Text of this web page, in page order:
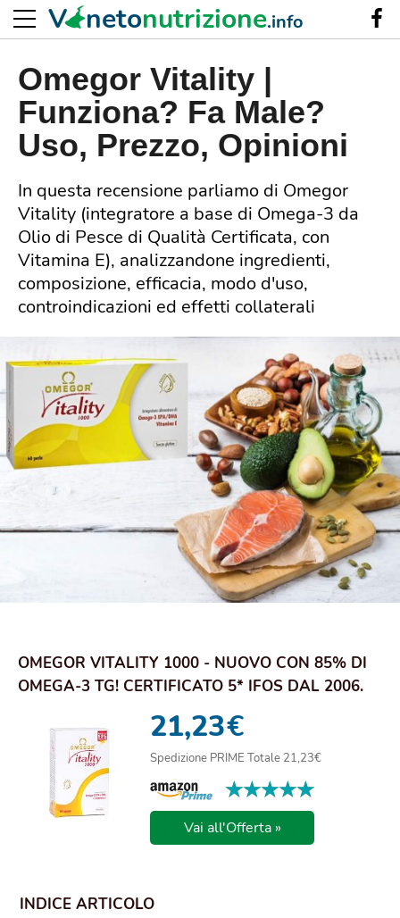
Omegor Vitality |
Funziona? Fa Male?
Uso, Prezzo, Opinioni
In questa recensione parliamo di Omegor
Vitality (integratore a base di Omega-3 da
Olio di Pesce di Qualità Certificata, con
Vitamina E), analizzandone ingredienti,
composizione, efficacia, modo d'uso,
controindicazioni ed effetti collaterali
OMEGOR VITALITY 1000 - NUOVO CON 85% DI
OMEGA-3 TG! CERTIFICATO 5* IFOS DAL 2006.
21,23€
Spedizione PRIME Totale 21,23€
★★★★★
★★★★★
Vai all'Offerta »
V netonutrizione.info